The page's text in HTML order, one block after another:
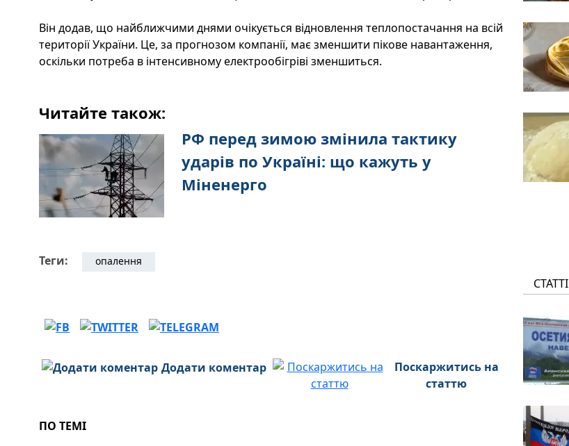
Він додав, що найближчими днями очікується відновлення теплопостачання на всій
території України. Це, за прогнозом компанії, має зменшити пікове навантаження,
оскільки потреба в інтенсивному електрообігріві зменшиться.
Читайте також:
РФ перед зимою змінила тактику
ударів по Україні: що кажуть у
Міненерго
Теги: опалення
Додати коментар
Поскаржитись на
статтю
ПО ТЕМІ
СТАТТІ